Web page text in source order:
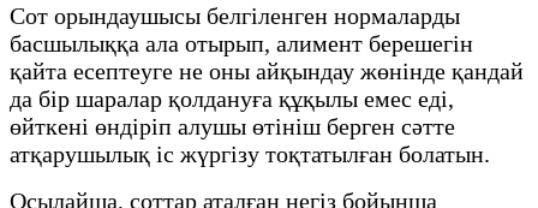
Сот орындаушысы белгіленген нормаларды
басшылыққа ала отырып, алимент берешегін
қайта есептеуге не оны айқындау жөнінде қандай
да бір шаралар қолдануға құқылы емес еді,
өйткені өндіріп алушы өтініш берген сәтте
атқарушылық іс жүргізу тоқтатылған болатын.
Осылайша, соттар аталған негіз бойынша